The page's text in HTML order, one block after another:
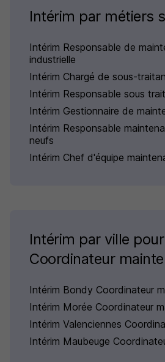
Intérim par métiers
Intérim Responsable de
industrielle
Intérim Chargé de sous-
Intérim Responsable sous
Intérim Gestionnaire de
Intérim Responsable
neufs
Intérim Chef d'équipe
Intérim par ville
Coordinateur
Intérim Bondy Coordinateur
Intérim Morée Coordinateur
Intérim Valenciennes
Intérim Maubeuge